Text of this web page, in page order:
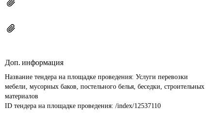
Доп. информация
Название тендера на площадке проведения: Услуги перевозки
мебели, мусорных баков, постельного белья, беседки, строительных
материалов
ID тендера на площадке проведения: /index/12537110